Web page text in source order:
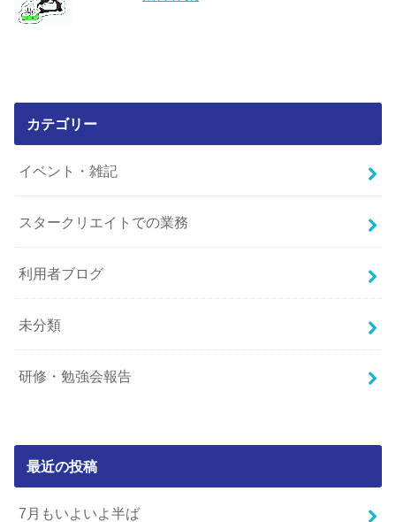
カテゴリー
イベント・雑記
スタークリエイトでの業務
利用者ブログ
未分類
研修・勉強会報告
最近の投稿
7月もいよいよ半ば